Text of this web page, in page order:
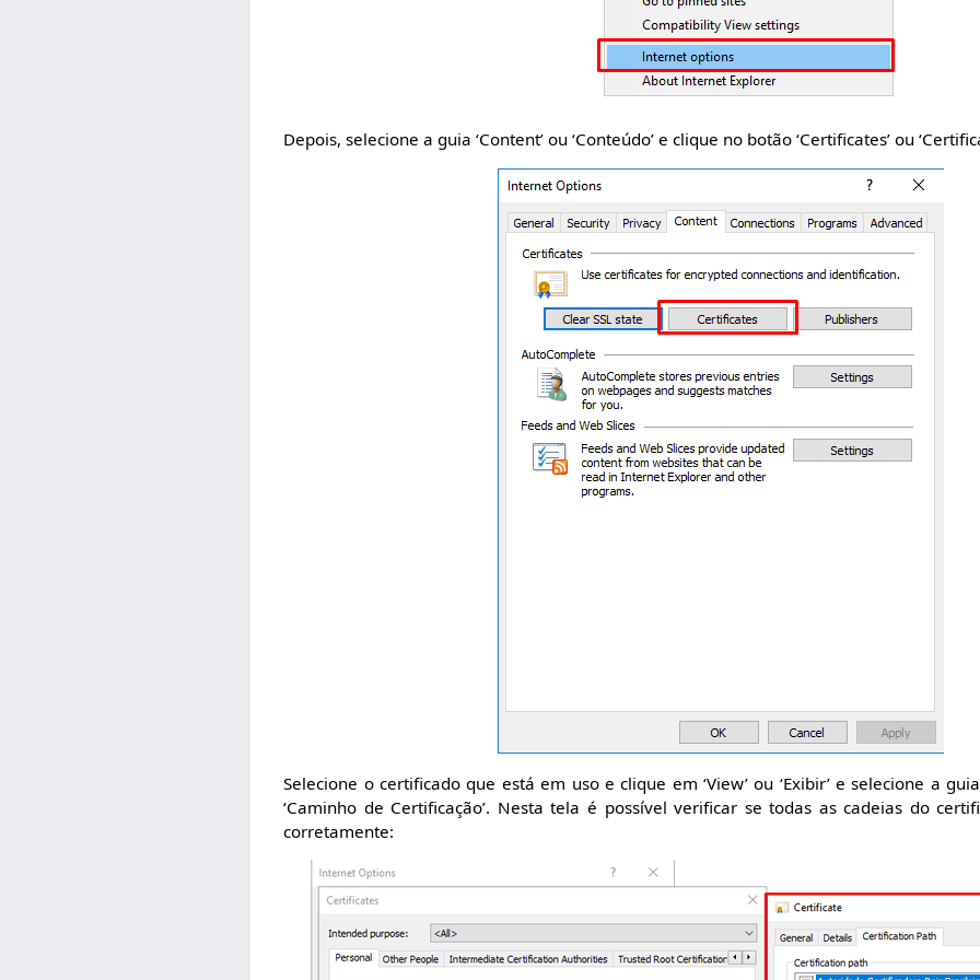
Depois, selecione a guia ‘Content’ ou ‘Conteúdo’ e clique no botão ‘Certificates’ ou
Selecione o certificado que está em uso e clique em ‘View’ ou ‘Exibir’ e selecione a
‘Caminho de Certificação’. Nesta tela é possível verificar se todas as cadeias do
corretamente: